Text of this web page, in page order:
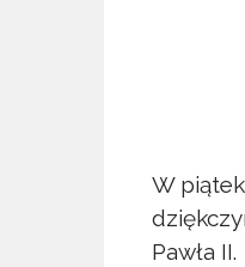
W
Pawła II.